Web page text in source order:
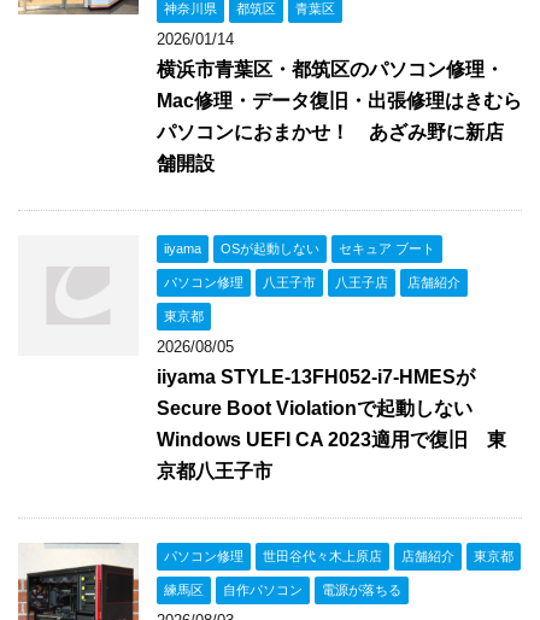
神奈川県 都筑区 青葉区
2026/01/14
横浜市青葉区・都筑区のパソコン修理・
Mac修理・データ復旧・出張修理はきむら
パソコンにおまかせ！ あざみ野に新店
舗開設
iiyama OSが起動しない セキュア ブート
パソコン修理 八王子市 八王子店 店舗紹介
東京都
2026/08/05
iiyama STYLE-13FH052-i7-HMESが
Secure Boot Violationで起動しない
Windows UEFI CA 2023適用で復旧 東
京都八王子市
パソコン修理 世田谷代々木上原店 店舗紹介 東京都
練馬区 自作パソコン 電源が落ちる